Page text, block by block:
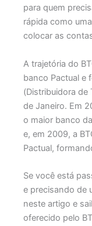
para quem
rápida como
colocar as
A trajetória do
banco Pactual e
(Distribuidora de
de Janeiro. Em
o maior banco
e, em 2009, a
Pactual,
Se você está
e precisando de
neste artigo e
oferecido pelo